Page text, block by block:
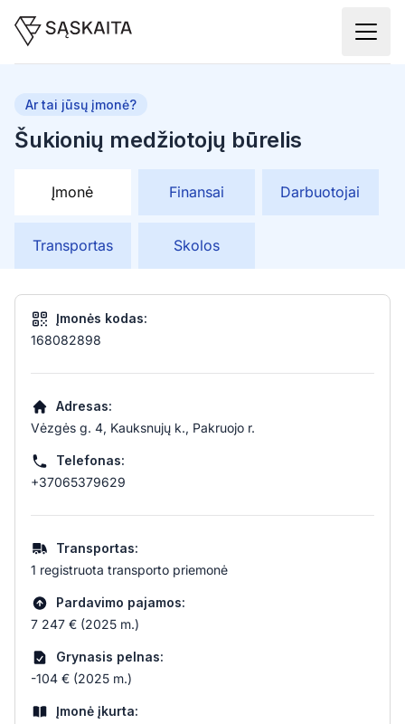
Šukionių medžiotojų būrelis
Ar tai jūsų įmonė?
Įmonė Finansai Darbuotojai
Transportas Skolos
Įmonės kodas:
168082898
Adresas:
Vėzgės g. 4, Kauksnujų k., Pakruojo r.
Telefonas:
+37065379629
Transportas:
1 registruota transporto priemonė
Pardavimo pajamos:
7 247 € (2025 m.)
Grynasis pelnas:
-104 € (2025 m.)
Įmonė įkurta: